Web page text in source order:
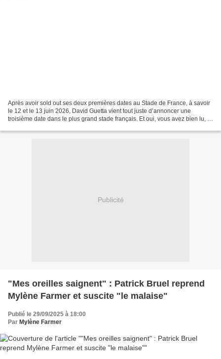
Après avoir sold out ses deux premières dates au Stade de France, à savoir
le 12 et le 13 juin 2026, David Guetta vient tout juste d’annoncer une
troisième date dans le plus grand stade français. Et oui, vous avez bien lu, 3
Publicité
"Mes oreilles saignent" : Patrick Bruel reprend
Mylène Farmer et suscite "le malaise"
Publié le 29/09/2025 à 18:00
Par Mylène Farmer